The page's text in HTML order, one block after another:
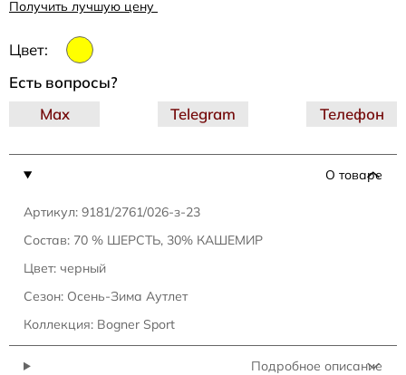
Получить лучшую цену
Цвет:
О товаре
Артикул: 9181/2761/026-з-23
Состав: 70 % ШЕРСТЬ, 30% КАШЕМИР
Цвет: черный
Сезон: Осень-Зима Аутлет
Коллекция: Bogner Sport
Подробное описание
Есть вопросы?
Telegram
Max Телефон